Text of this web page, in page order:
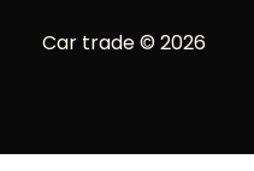
Car trade © 2026